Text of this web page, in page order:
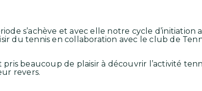
s’achève et avec elle notre cycle
du tennis en collaboration avec le club de
pris beaucoup de plaisir à découvrir l’activité
revers.